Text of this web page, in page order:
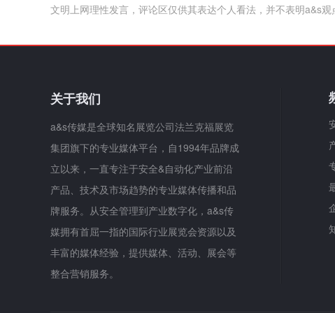
文明上网理性发言，评论区仅供其表达个人看法，并不表明a&s观
关于我们
a&s传媒是全球知名展览公司法兰克福展览
集团旗下的专业媒体平台，自1994年品牌成
立以来，一直专注于安全&自动化产业前沿
产品、技术及市场趋势的专业媒体传播和品
牌服务。从安全管理到产业数字化，a&s传
媒拥有首屈一指的国际行业展览会资源以及
丰富的媒体经验，提供媒体、活动、展会等
整合营销服务。